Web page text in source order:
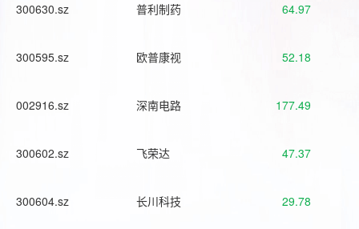
300630.sz 普利制药 64.97
300595.sz 欧普康视 52.18
002916.sz 深南电路 177.49
300602.sz 飞荣达 47.37
300604.sz 长川科技 29.78